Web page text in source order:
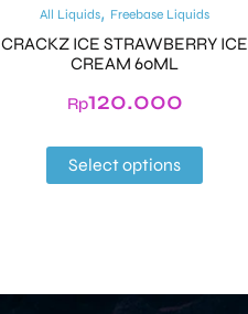
All Liquids, Freebase Liquids
CRACKZ ICE STRAWBERRY ICE
CREAM 60ML
Rp120.000
Select options